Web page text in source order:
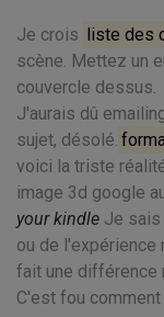
Je crois liste des
scène. Mettez un
couvercle dessus.
J'aurais dû
sujet, désolé.
voici la triste
image 3d google
your kindle Je sais
ou de l'expérience
fait une différence
C'est fou